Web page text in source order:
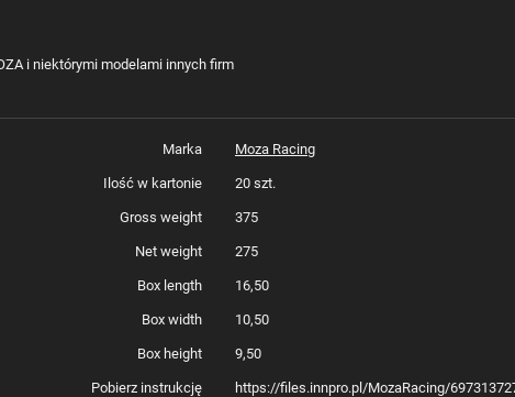
i niektórymi modelami innych firm
Marka Moza Racing
Ilość w kartonie 20 szt.
Gross weight 375
Net weight 275
Box length 16,50
Box width 10,50
Box height 9,50
Pobierz instrukcję https://files.innpro.pl/MozaRacing/